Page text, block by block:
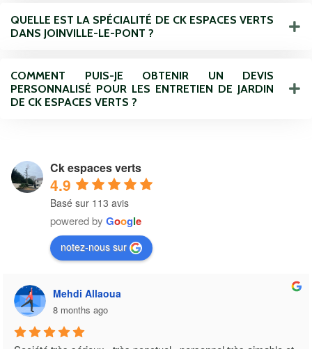
QUELLE EST LA SPÉCIALITÉ DE CK ESPACES VERTS
DANS JOINVILLE-LE-PONT ?
COMMENT PUIS-JE OBTENIR UN DEVIS
PERSONNALISÉ POUR LES ENTRETIEN DE JARDIN
DE CK ESPACES VERTS ?
Ck espaces verts
4.9
Basé sur 113 avis
powered by Google
notez-nous sur
Mehdi Allaoua
8 months ago